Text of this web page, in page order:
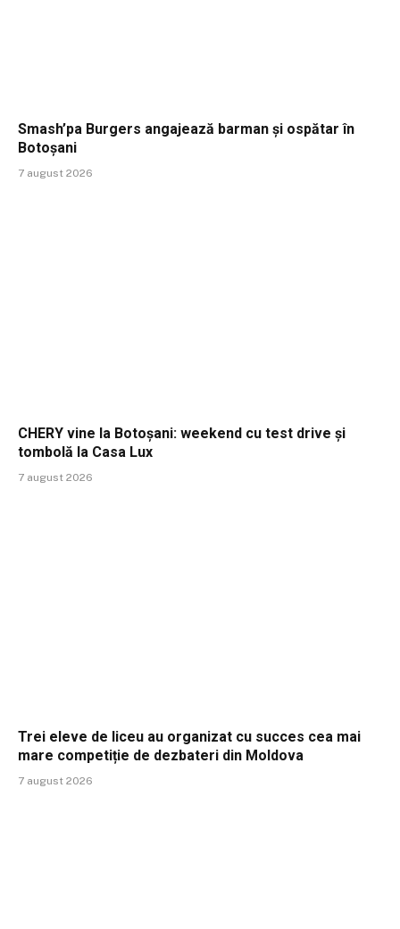
Smash’pa Burgers angajează barman și ospătar în
Botoșani
7 august 2026
CHERY vine la Botoșani: weekend cu test drive și
tombolă la Casa Lux
7 august 2026
Trei eleve de liceu au organizat cu succes cea mai
mare competiție de dezbateri din Moldova
7 august 2026